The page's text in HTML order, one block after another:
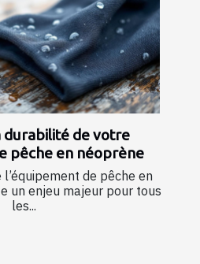
durabilité de votre
pêche en néoprène
de pêche en
un enjeu majeur pour tous
les...